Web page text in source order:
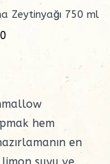
Zeytinyağı 750 ml
hem
en